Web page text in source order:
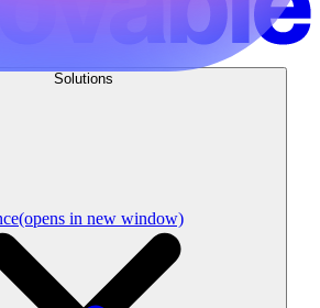
Solutions
(opens in new window)